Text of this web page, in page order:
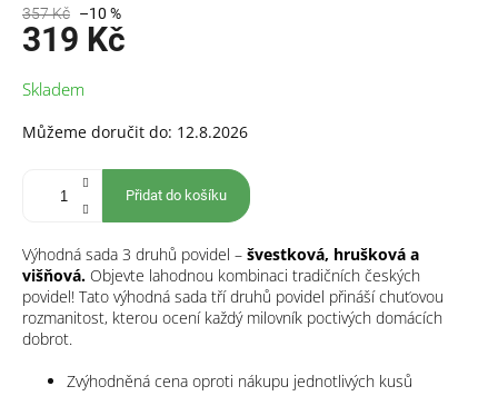
357 Kč –10 %
319 Kč
cena:
Skladem
Můžeme doručit do: 12.8.2026
Přidat do košíku
Výhodná sada 3 druhů povidel – švestková, hrušková a
višňová. Objevte lahodnou kombinaci tradičních českých
povidel! Tato výhodná sada tří druhů povidel přináší chuťovou
rozmanitost, kterou ocení každý milovník poctivých domácích
dobrot.
Zvýhodněná cena oproti nákupu jednotlivých kusů